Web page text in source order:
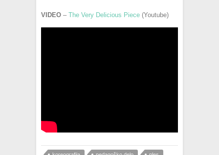
VIDEO – The Very Delicious Piece (Youtube)